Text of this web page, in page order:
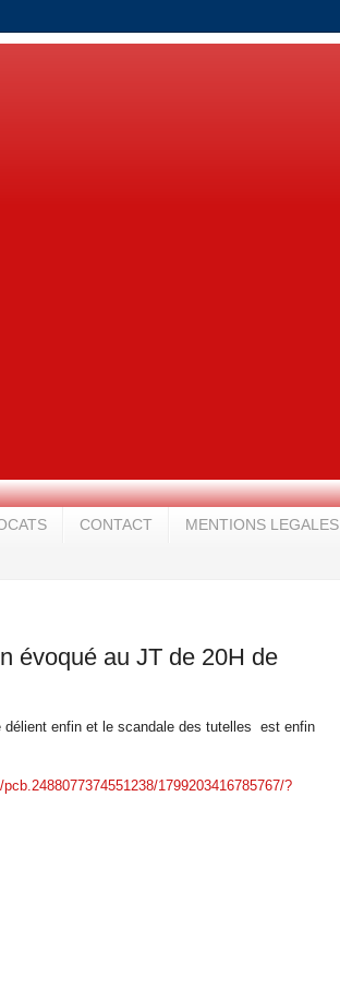
CONTACT MENTIONS LEGALES
évoqué au JT de 20H de
enfin et le scandale des tutelles est enfin
1799203416785767/?